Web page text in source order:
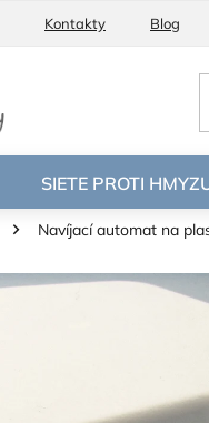
Kontakty Blog
SIETE PROTI
Navíjací automat na